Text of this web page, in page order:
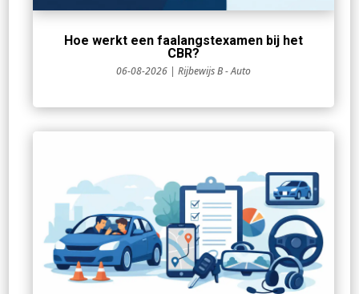
Hoe werkt een faalangstexamen bij het
CBR?
06-08-2026 | Rijbewijs B - Auto